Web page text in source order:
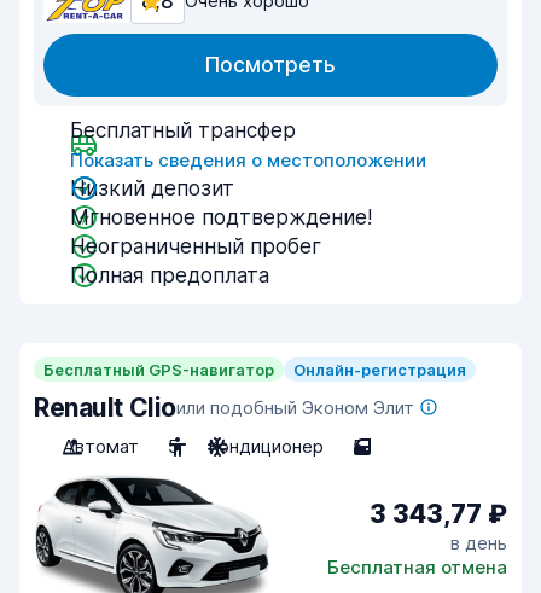
Посмотреть
Бесплатный трансфер
Показать сведения о местоположении
Низкий депозит
Мгновенное подтверждение!
Неограниченный пробег
Полная предоплата
Бесплатный GPS-навигатор Онлайн-регистрация
Renault Clioили подобный Эконом Элит
Автомат
5 Кондиционер 5
3 343,77 ₽
в день
Бесплатная отмена